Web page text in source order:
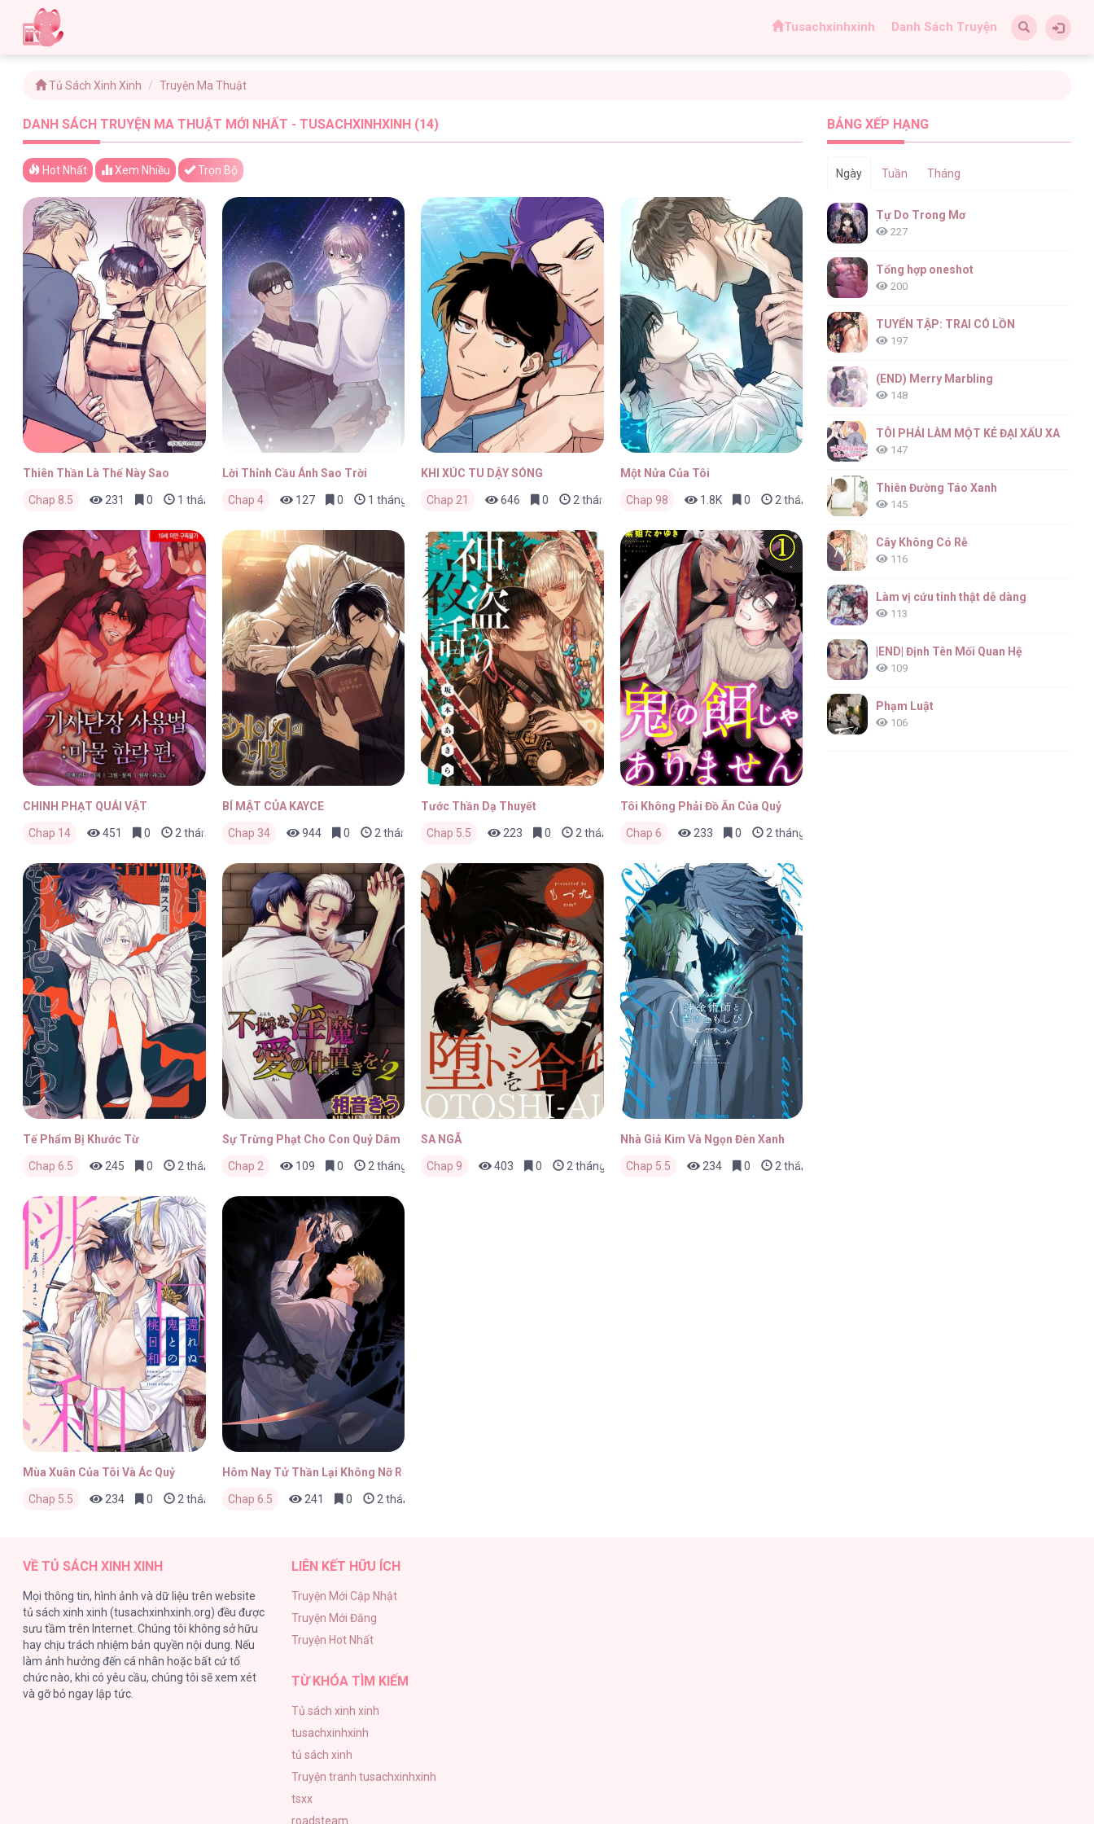
Tusachxinhxinh Danh Sách Truyện
Tủ Sách Xinh Xinh Truyện Ma Thuật
DANH SÁCH TRUYỆN MA THUẬT MỚI NHẤT - TUSACHXINHXINH (14)
Hot Nhất Xem Nhiều Trọn Bộ
Thiên Thần Là Thế Này Sao
Chap 8.5 231 0 1 tháng trước
Lời Thỉnh Cầu Ánh Sao Trời
Chap 4 127 0 1 tháng trước
KHI XÚC TU DẬY SÓNG
Chap 21 646 0 2 tháng trước
Một Nửa Của Tôi
Chap 98 1.8K 0 2 tháng trước
CHINH PHẠT QUÁI VẬT
Chap 14 451 0 2 tháng trước
BÍ MẬT CỦA KAYCE
Chap 34 944 0 2 tháng trước
Tước Thần Dạ Thuyết
Chap 5.5 223 0 2 tháng trước
Tôi Không Phải Đồ Ăn Của Quỷ
Chap 6 233 0 2 tháng trước
Tế Phẩm Bị Khước Từ
Chap 6.5 245 0 2 tháng trước
Sự Trừng Phạt Cho Con Quỷ Dâm Đãng
Chap 2 109 0 2 tháng trước
SA NGÃ
Chap 9 403 0 2 tháng trước
Nhà Giả Kim Và Ngọn Đèn Xanh
Chap 5.5 234 0 2 tháng trước
Mùa Xuân Của Tôi Và Ác Quỷ
Chap 5.5 234 0 2 tháng trước
Hôm Nay Tử Thần Lại Không Nỡ Ra Tay
Chap 6.5 241 0 2 tháng trước
BẢNG XẾP HẠNG
Ngày Tuần Tháng
Tự Do Trong Mơ
227
Tổng hợp oneshot
200
TUYỂN TẬP: TRAI CÓ LỒN
197
(END) Merry Marbling
148
TÔI PHẢI LÀM MỘT KẺ ĐẠI XẤU XA
147
Thiên Đường Táo Xanh
145
Cây Không Có Rễ
116
Làm vị cứu tinh thật dễ dàng
113
|END| Định Tên Mối Quan Hệ
109
Phạm Luật
106
VỀ TỦ SÁCH XINH XINH
Mọi thông tin, hình ảnh và dữ liệu trên website
tủ sách xinh xinh (tusachxinhxinh.org) đều được
sưu tầm trên Internet. Chúng tôi không sở hữu
hay chịu trách nhiệm bản quyền nội dung. Nếu
làm ảnh hưởng đến cá nhân hoặc bất cứ tổ
chức nào, khi có yêu cầu, chúng tôi sẽ xem xét
và gỡ bỏ ngay lập tức.
LIÊN KẾT HỮU ÍCH
Truyện Mới Cập Nhật
Truyện Mới Đăng
Truyện Hot Nhất
TỪ KHÓA TÌM KIẾM
Tủ sách xinh xinh
tusachxinhxinh
tủ sách xinh
Truyện tranh tusachxinhxinh
tsxx
roadsteam